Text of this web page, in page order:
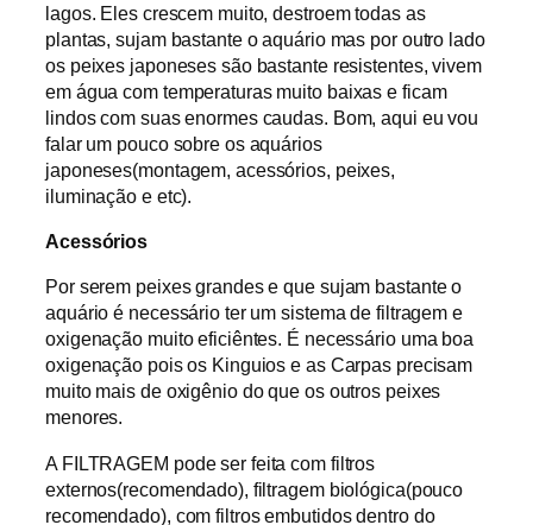
lagos. Eles crescem muito, destroem todas as
plantas, sujam bastante o aquário mas por outro lado
os peixes japoneses são bastante resistentes, vivem
em água com temperaturas muito baixas e ficam
lindos com suas enormes caudas. Bom, aqui eu vou
falar um pouco sobre os aquários
japoneses(montagem, acessórios, peixes,
iluminação e etc).
Acessórios
Por serem peixes grandes e que sujam bastante o
aquário é necessário ter um sistema de filtragem e
oxigenação muito eficiêntes. É necessário uma boa
oxigenação pois os Kinguios e as Carpas precisam
muito mais de oxigênio do que os outros peixes
menores.
A FILTRAGEM pode ser feita com filtros
externos(recomendado), filtragem biológica(pouco
recomendado), com filtros embutidos dentro do